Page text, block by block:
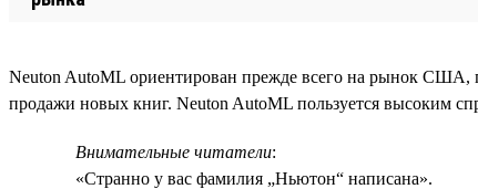
Neuton AutoML ориентирован прежде всего на рынок США,
продажи новых книг. Neuton AutoML пользуется высоким
Внимательные читатели:
«Странно у вас фамилия „Ньютон“ написана».